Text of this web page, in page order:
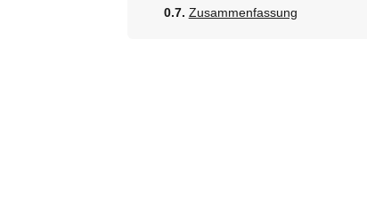
Zusammenfassung